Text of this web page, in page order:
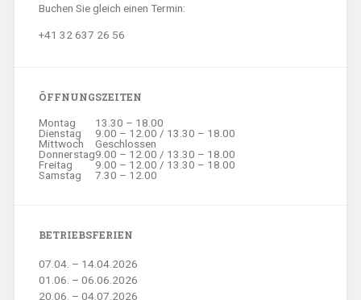
Buchen Sie gleich einen Termin:
+41 32 637 26 56
ÖFFNUNGSZEITEN
Montag
13.30 – 18.00
Dienstag
9.00 – 12.00 / 13.30 – 18.00
Mittwoch
Geschlossen
Donnerstag9.00 – 12.00 / 13.30 – 18.00
Freitag
9.00 – 12.00 / 13.30 – 18.00
Samstag
7.30 – 12.00
BETRIEBSFERIEN
07.04. – 14.04.2026
01.06. – 06.06.2026
20.06. – 04.07.2026